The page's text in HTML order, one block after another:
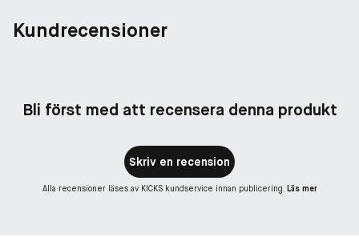
Kundrecensioner
Bli först med att recensera denna produkt
Skriv en recension
Alla recensioner läses av KICKS kundservice innan publicering. Läs mer